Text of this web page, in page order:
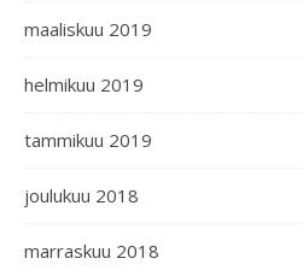
maaliskuu 2019
helmikuu 2019
tammikuu 2019
joulukuu 2018
marraskuu 2018